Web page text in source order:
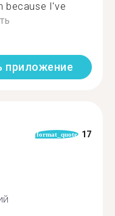
because I've
приложение
format_quote 17